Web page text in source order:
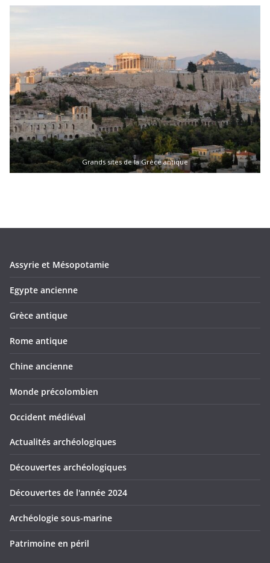
Grands sites de la Grèce antique
Assyrie et Mésopotamie
Egypte ancienne
Grèce antique
Rome antique
Chine ancienne
Monde précolombien
Occident médiéval
Actualités archéologiques
Découvertes archéologiques
Découvertes de l'année 2024
Archéologie sous-marine
Patrimoine en péril